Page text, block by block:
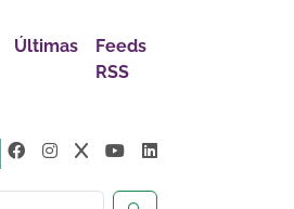
Últimas
Feeds
RSS